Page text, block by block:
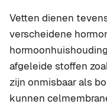
Vetten dienen
verscheidene
afgeleide stoffen
zijn onmisbaar als
kunnen